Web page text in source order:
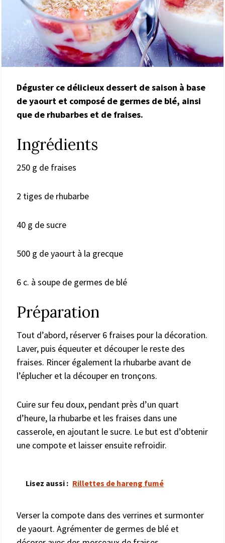
Déguster ce délicieux dessert de saison à base
de yaourt et composé de germes de blé, ainsi
que de rhubarbes et de fraises.
Ingrédients
250 g de fraises
2 tiges de rhubarbe
40 g de sucre
500 g de yaourt à la grecque
6 c. à soupe de germes de blé
Préparation
Tout d’abord, réserver 6 fraises pour la décoration.
Laver, puis équeuter et découper le reste des
fraises. Rincer également la rhubarbe avant de
l’éplucher et la découper en tronçons.
Cuire sur feu doux, pendant près d’un quart
d’heure, la rhubarbe et les fraises dans une
casserole, en ajoutant le sucre. Le but est d’obtenir
une compote et laisser ensuite refroidir.
Lisez aussi : Rillettes de hareng fumé
Verser la compote dans des verrines et surmonter
de yaourt. Agrémenter de germes de blé et